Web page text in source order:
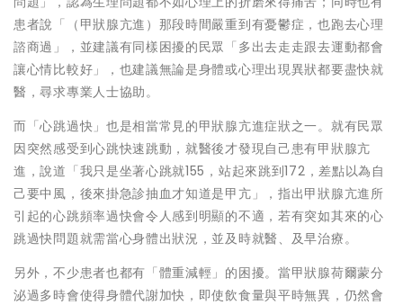
患者說「（甲狀腺亢進）那段時間嚴重到有憂鬱症，也跑去心理
諮商過」，並建議有同樣困擾的民眾「多出去走走跟去運動都會
讓心情比較好」，也建議無論是身體或心理出現異狀都要盡快就
醫，尋求專業人士協助。
而「心跳過快」也是相當常見的甲狀腺亢進症狀之一。就有民眾
因突然感受到心跳快速跳動，就醫後才發現自己患有甲狀腺亢
進，說道「我只是坐著心跳就155，站起來跳到172，差點以為自
己要中風，後來掛急診抽血才知道是甲亢」，指出甲狀腺亢進所
引起的心跳頻率過快會令人感到明顯的不適，若有突如其來的心
跳過快問題就需當心身體出狀況，並及時就醫、及早治療。
另外，不少患者也都有「體重減輕」的困擾。當甲狀腺荷爾蒙分
泌過多時會使得身體代謝加快，即使飲食量與平時無異，仍然會